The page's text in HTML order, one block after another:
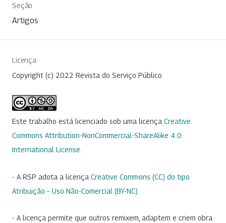
Seção
Artigos
Licença
Copyright (c) 2022 Revista do Serviço Público
Este trabalho está licenciado sob uma licença Creative
Commons Attribution-NonCommercial-ShareAlike 4.0
International License
- A RSP adota a licença Creative Commons (CC) do tipo
Atribuição – Uso Não-Comercial (BY-NC)
- A licença permite que outros remixem, adaptem e criem obra